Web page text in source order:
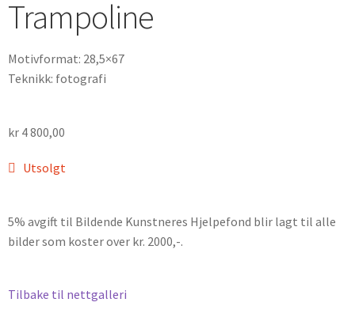
Trampoline
Motivformat: 28,5×67
Teknikk: fotografi
kr 4 800,00
Utsolgt
5% avgift til Bildende Kunstneres Hjelpefond blir lagt til alle
bilder som koster over kr. 2000,-.
Tilbake til nettgalleri